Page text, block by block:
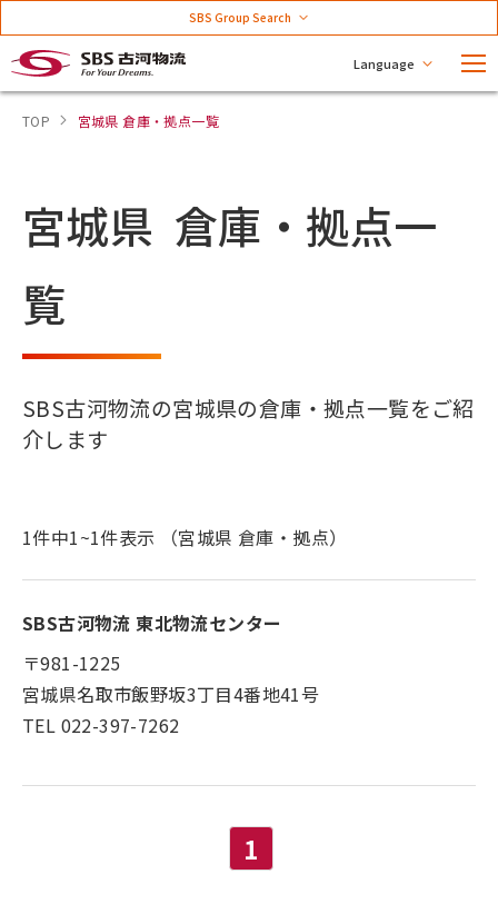
Language
SBS Group Search
TOP 宮城県 倉庫・拠点一覧
宮城県 倉庫・拠点一
覧
SBS古河物流の宮城県の倉庫・拠点一覧をご紹
介します
1件中1~1件表示 （宮城県 倉庫・拠点）
SBS古河物流 東北物流センター
〒981-1225
宮城県名取市飯野坂3丁目4番地41号
TEL 022-397-7262
1